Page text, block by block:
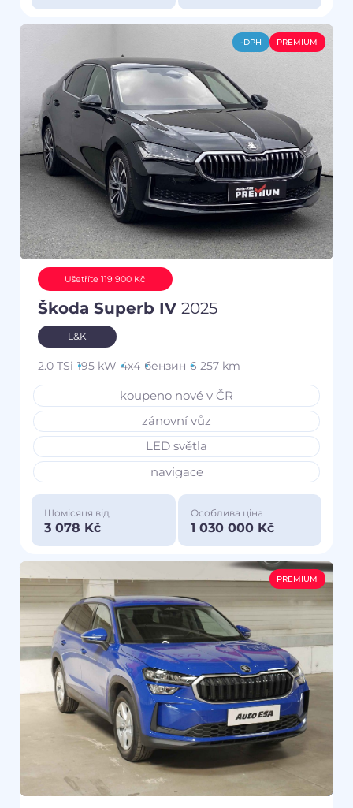
-DPH PREMIUM
Ušetříte 119 900 Kč
Škoda Superb IV 2025
L&K
2.0 TSi 195 kW 4x4 бензин 6 257 km
koupeno nové v ČR
zánovní vůz
LED světla
navigace
Щомісяця від
3 078 Kč
Особлива ціна
1 030 000 Kč
PREMIUM